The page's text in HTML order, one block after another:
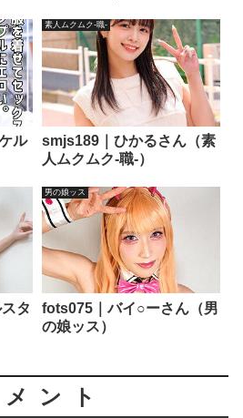
ル
素人ムクムク-職-
smjs189｜ひかるさん（素
人ムクムク-職-）
タ
男の娘ッス
fots075｜バイ○ーさん（男
の娘ッス）
ント